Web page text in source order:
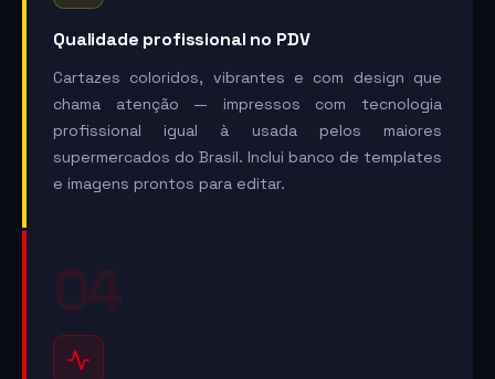
Qualidade profissional no PDV
Cartazes coloridos, vibrantes e com design que
chama atenção — impressos com tecnologia
profissional igual à usada pelos maiores
supermercados do Brasil. Inclui banco de templates
e imagens prontos para editar.
04